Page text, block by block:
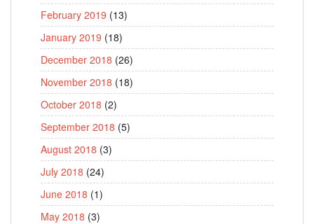
February 2019 (13)
January 2019 (18)
December 2018 (26)
November 2018 (18)
October 2018 (2)
September 2018 (5)
August 2018 (3)
July 2018 (24)
June 2018 (1)
May 2018 (3)